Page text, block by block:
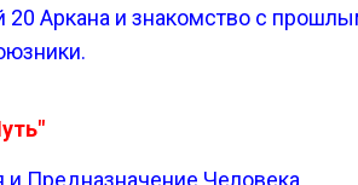
20 Аркана и знакомство с
и Предназначение Человека